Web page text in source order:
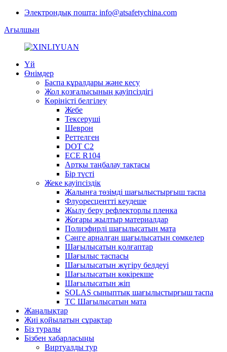
Электрондық пошта: info@atsafetychina.com
Ағылшын
Үй
Өнімдер
Баспа құралдары және кесу
Жол қозғалысының қауіпсіздігі
Көріністі белгілеу
Жебе
Тексеруші
Шеврон
Реттелген
DOT C2
ECE R104
Артқы таңбалау тақтасы
Бір түсті
Жеке қауіпсіздік
Жалынға төзімді шағылыстырғыш таспа
Флуоресцентті кеудеше
Жылу беру рефлекторлы пленка
Жоғары жылтыр материалдар
Полиэфирлі шағылысатын мата
Сәнге арналған шағылысатын сөмкелер
Шағылысатын қолғаптар
Шағылыс таспасы
Шағылысатын жүгіру белдеуі
Шағылысатын көкірекше
Шағылысатын жіп
SOLAS сыныптық шағылыстырғыш таспа
TC Шағылысатын мата
Жаңалықтар
Жиі қойылатын сұрақтар
Біз туралы
Бізбен хабарласыңы
Виртуалды тур